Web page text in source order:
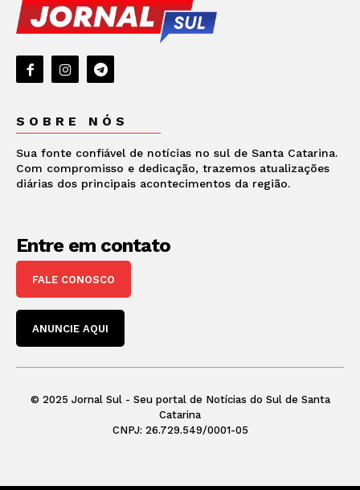
SOBRE NÓS
Sua fonte confiável de notícias no sul de Santa Catarina.
Com compromisso e dedicação, trazemos atualizações
diárias dos principais acontecimentos da região.
Entre em contato
FALE CONOSCO
ANUNCIE AQUI
© 2025 Jornal Sul - Seu portal de Notícias do Sul de Santa
Catarina
CNPJ: 26.729.549/0001-05